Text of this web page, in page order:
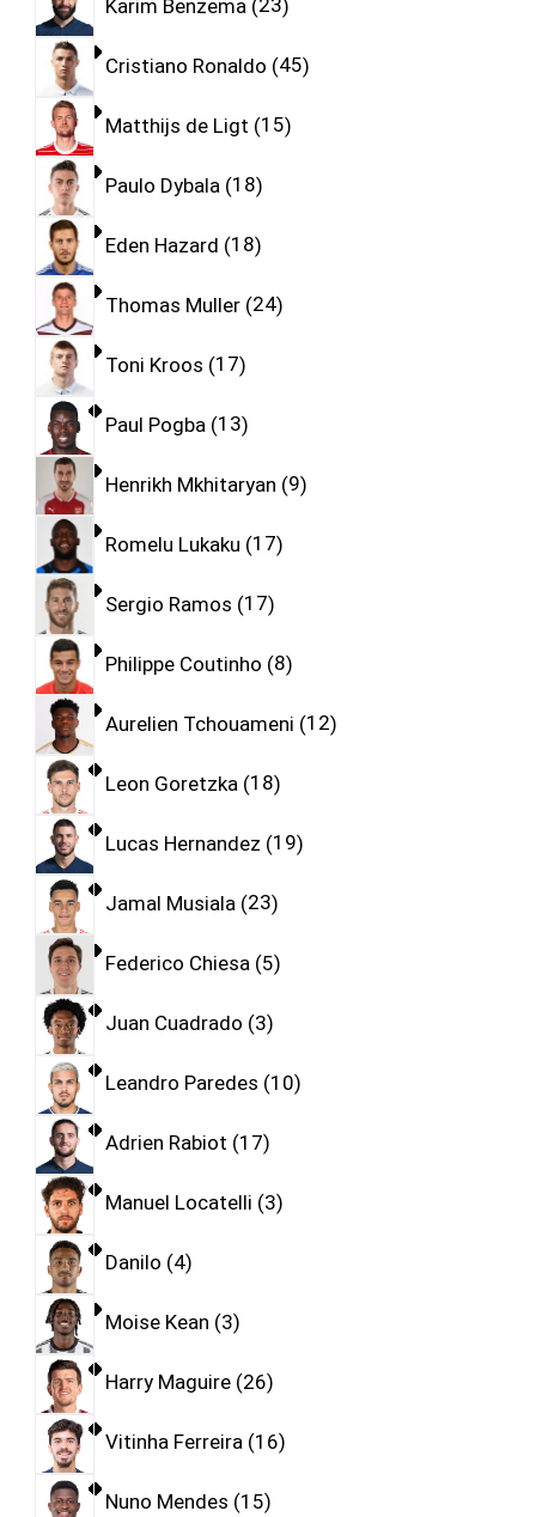
Karim Benzema 23
Cristiano Ronaldo 45
Matthijs de Ligt 15
Paulo Dybala 18
Eden Hazard 18
Thomas Muller 24
Toni Kroos 17
Paul Pogba 13
Henrikh Mkhitaryan 9
Romelu Lukaku 17
Sergio Ramos 17
Philippe Coutinho 8
Aurelien Tchouameni 12
Leon Goretzka 18
Lucas Hernandez 19
Jamal Musiala 23
Federico Chiesa 5
Juan Cuadrado 3
Leandro Paredes 10
Adrien Rabiot 17
Manuel Locatelli 3
Danilo 4
Moise Kean 3
Harry Maguire 26
Vitinha Ferreira 16
Nuno Mendes 15